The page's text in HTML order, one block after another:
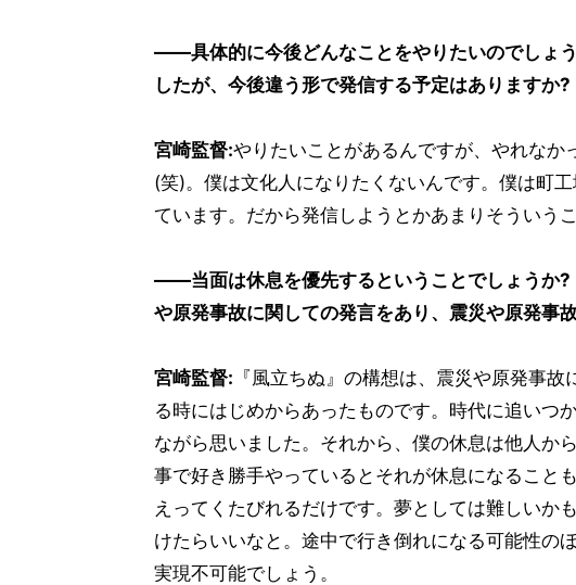
――具体的に今後どんなことをやりたいのでしょ
したが、今後違う形で発信する予定はありますか?
宮崎監督:やりたいことがあるんですが、やれな
(笑)。僕は文化人になりたくないんです。僕は町
ています。だから発信しようとかあまりそういう
――当面は休息を優先するということでしょうか?
や原発事故に関しての発言をあり、震災や原発事
宮崎監督: 『風立ちぬ』の構想は、震災や原発事
る時にはじめからあったものです。時代に追いつ
ながら思いました。それから、僕の休息は他人か
事で好き勝手やっているとそれが休息になること
えってくたびれるだけです。夢としては難しいか
けたらいいなと。途中で行き倒れになる可能性の
実現不可能でしょう。